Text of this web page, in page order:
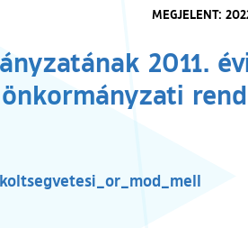
MEGJELENT:
2011.
önkormányzati